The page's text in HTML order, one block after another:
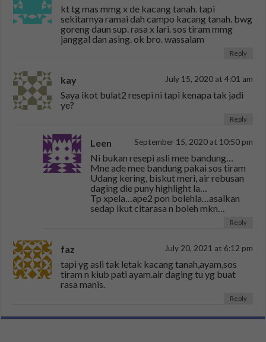
kt tg mas mmg x de kacang tanah. tapi
sekitarnya ramai dah campo kacang tanah. bwg
goreng daun sup. rasa x lari. sos tiram mmg
janggal dan asing. ok bro. wassalam
Reply
kay July 15, 2020 at 4:01 am
Saya ikot bulat2 resepi ni tapi kenapa tak jadi
ye?
Reply
Leen September 15, 2020 at 10:50 pm
Ni bukan resepi asli mee bandung…
Mne ade mee bandung pakai sos tiram
Udang kering, biskut meri, air rebusan
daging die puny highlight la…
Tp xpela…ape2 pon bolehla…asalkan
sedap ikut citarasa n boleh mkn…
Reply
faz July 20, 2021 at 6:12 pm
tapi yg asli tak letak kacang tanah,ayam,sos
tiram n kiub pati ayam.air daging tu yg buat
rasa manis.
Reply